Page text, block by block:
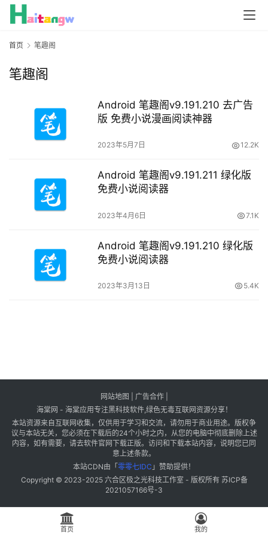
首页 笔趣阁
笔趣阁
Android 笔趣阁v9.191.210 去广告
版 免费小说漫画阅读神器
2023年5月7日 12.2K
Android 笔趣阁v9.191.211 绿化版
免费小说阅读器
2023年4月6日 7.1K
Android 笔趣阁v9.191.210 绿化版
免费小说阅读器
2023年3月13日 5.4K
网站地图 广告合作|
海棠网 - 海棠应用专注黑科技软件,绿色无毒互联网资源分享！
本站资源来自互联网收集，仅供用于学习和交流，请勿用于商业用途。版权争
议与本站无关，您必须在下载后的24个小时之内，从您的电脑中彻底删除上述
内容，如有需要，请去软件官网下载正版。访问和下载本站内容，说明您已同
意上述条款。
本站CDN由「 零零七IDC 」赞助提供！
Copyright © 2023-2025 六合区极之光科技工作室 - 版权所有 苏ICP备
2021057166号-3
首页 我的